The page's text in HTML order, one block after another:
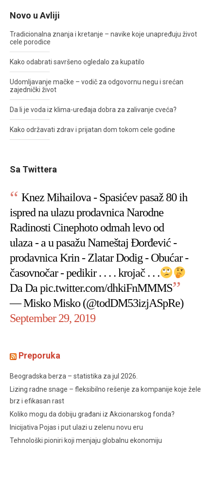
Novo u Avliji
Tradicionalna znanja i kretanje – navike koje unapređuju život
cele porodice
Kako odabrati savršeno ogledalo za kupatilo
Udomljavanje mačke – vodič za odgovornu negu i srećan
zajednički život
Da li je voda iz klima-uređaja dobra za zalivanje cveća?
Kako održavati zdrav i prijatan dom tokom cele godine
Sa Twittera
Knez Mihailova - Spasićev pasaž 80 ih
ispred na ulazu prodavnica Narodne
Radinosti Cinephoto odmah levo od
ulaza - a u pasažu Nameštaj Đorđević -
prodavnica Krin - Zlatar Dodig - Obućar -
časovnočar - pedikir . . . . krojač . . .
Da Dapic.twitter.com/dhkiFnMMMS
— Misko Misko (@todDM53izjASpRe)
September 29, 2019
Preporuka
Beogradska berza – statistika za jul 2026.
Lizing radne snage – fleksibilno rešenje za kompanije koje žele
brz i efikasan rast
Koliko mogu da dobiju građani iz Akcionarskog fonda?
Inicijativa Pojas i put ulazi u zelenu novu eru
Tehnološki pioniri koji menjaju globalnu ekonomiju